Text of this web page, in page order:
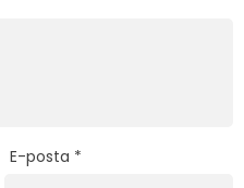
E-posta *